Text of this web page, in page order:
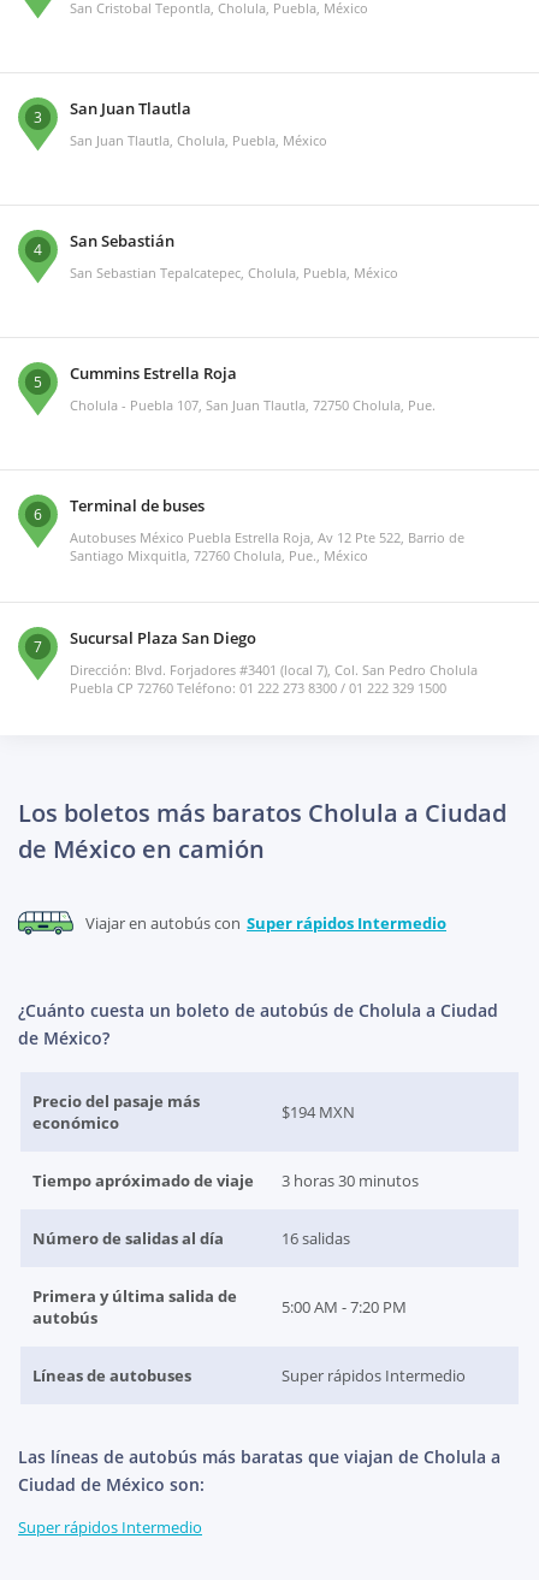
San Cristobal Tepontla, Cholula, Puebla, México
3 San Juan Tlautla
San Juan Tlautla, Cholula, Puebla, México
4 San Sebastián
San Sebastian Tepalcatepec, Cholula, Puebla, México
5 Cummins Estrella Roja
Cholula - Puebla 107, San Juan Tlautla, 72750 Cholula, Pue.
6 Terminal de buses
Autobuses México Puebla Estrella Roja, Av 12 Pte 522, Barrio de
Santiago Mixquitla, 72760 Cholula, Pue., México
7 Sucursal Plaza San Diego
Dirección: Blvd. Forjadores #3401 (local 7), Col. San Pedro Cholula
Puebla CP 72760 Teléfono: 01 222 273 8300 / 01 222 329 1500
Los boletos más baratos Cholula a Ciudad
de México en camión
Viajar en autobús con Super rápidos Intermedio
¿Cuánto cuesta un boleto de autobús de Cholula a Ciudad
de México?
Precio del pasaje más
económico
$194 MXN
Tiempo apróximado de viaje 3 horas 30 minutos
Número de salidas al día 16 salidas
Primera y última salida de
autobús
5:00 AM - 7:20 PM
Líneas de autobuses Super rápidos Intermedio
Las líneas de autobús más baratas que viajan de Cholula a
Ciudad de México son:
Super rápidos Intermedio